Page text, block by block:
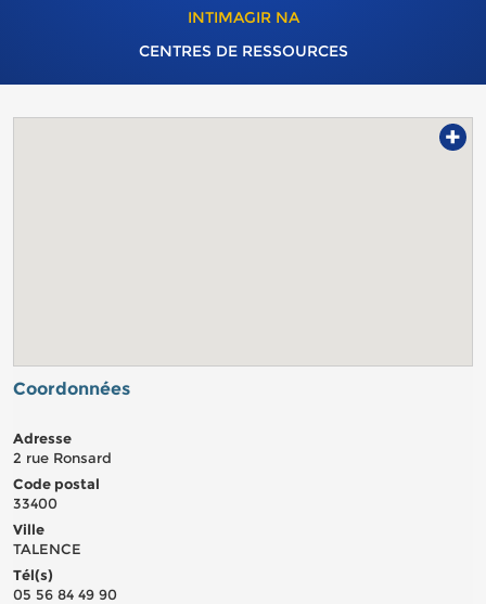
INTIMAGIR NA
CENTRES DE RESSOURCES
+
Coordonnées
Adresse
2 rue Ronsard
Code postal
33400
Ville
TALENCE
Tél(s)
05 56 84 49 90